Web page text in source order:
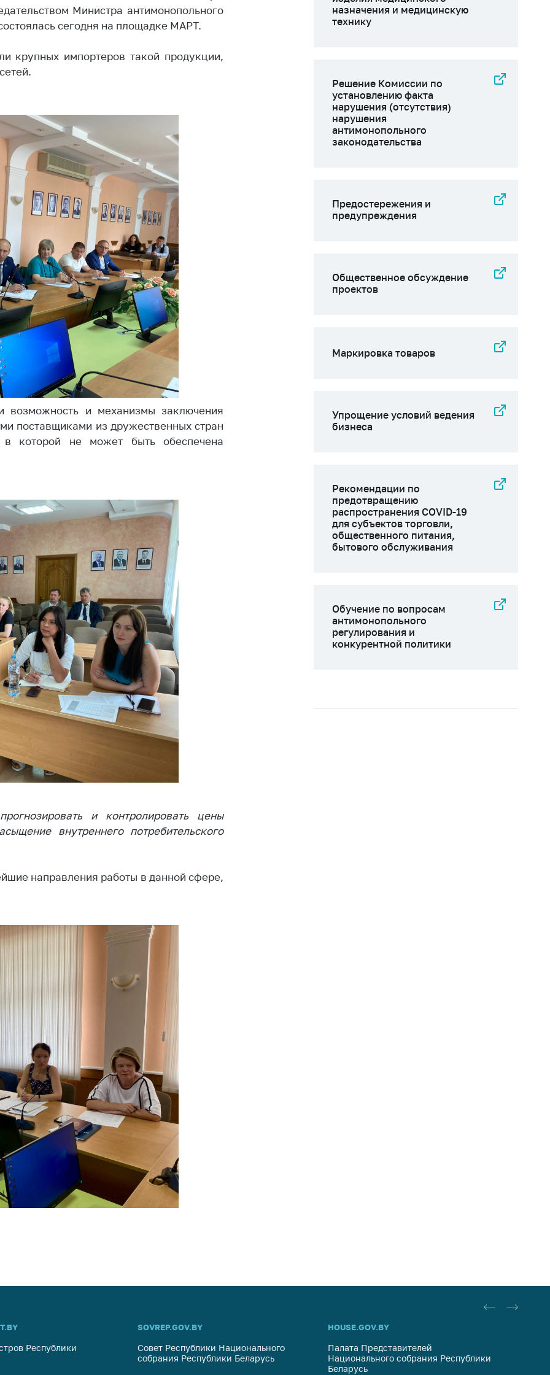
и режим
служба
сайте
о росте
изделия
и
Комиссии
нарушения
ведения
по
19 для
бытового
по
и
Министра антимонопольного
сегодня на площадке МАРТ.
крупных импортеров такой продукции,
возможность и механизмы заключения
поставщиками из дружественных стран
которой не может быть обеспечена
и контролировать цены
внутреннего потребительского
направления работы в данной сфере,
назначения и медицинскую
технику
Решение Комиссии по
установлению факта
нарушения (отсутствия)
нарушения
антимонопольного
законодательства
Предостережения и
предупреждения
Общественное обсуждение
проектов
Маркировка товаров
Упрощение условий ведения
бизнеса
Рекомендации по
предотвращению
распространения COVID-19
для субъектов торговли,
общественного питания,
бытового обслуживания
Обучение по вопросам
антимонопольного
регулирования и
конкурентной политики
Республики
SOVREP.GOV.BY
Совет Республики Национального
собрания Республики Беларусь
HOUSE.GOV.BY
Палата Представителей
Национального собрания Республики
Беларусь